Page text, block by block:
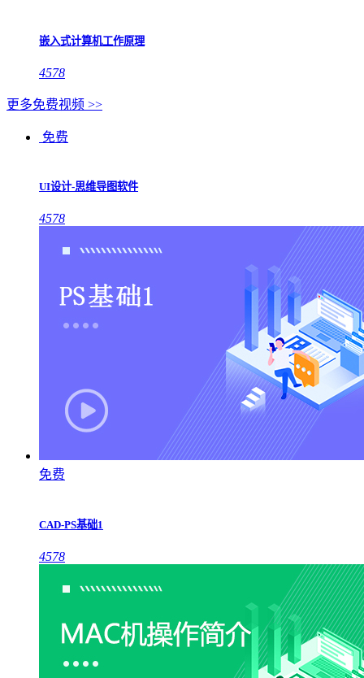
嵌入式计算机工作原理
4578
更多免费视频 >>
免费
UI设计-思维导图软件
4578
免费
CAD-PS基础1
4578